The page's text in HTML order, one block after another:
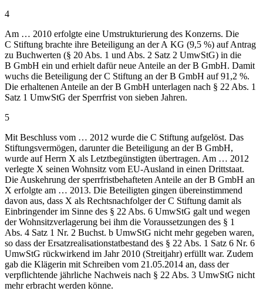
4
Am … 2010 erfolgte eine Umstrukturierung des Konzerns. Die
C Stiftung brachte ihre Beteiligung an der A KG (9,5 %) auf Antrag
zu Buchwerten (§ 20 Abs. 1 und Abs. 2 Satz 2 UmwStG) in die
B GmbH ein und erhielt dafür neue Anteile an der B GmbH. Damit
wuchs die Beteiligung der C Stiftung an der B GmbH auf 91,2 %.
Die erhaltenen Anteile an der B GmbH unterlagen nach § 22 Abs. 1
Satz 1 UmwStG der Sperrfrist von sieben Jahren.
5
Mit Beschluss vom … 2012 wurde die C Stiftung aufgelöst. Das
Stiftungsvermögen, darunter die Beteiligung an der B GmbH,
wurde auf Herrn X als Letztbegünstigten übertragen. Am … 2012
verlegte X seinen Wohnsitz vom EU-Ausland in einen Drittstaat.
Die Auskehrung der sperrfristbehafteten Anteile an der B GmbH an
X erfolgte am … 2013. Die Beteiligten gingen übereinstimmend
davon aus, dass X als Rechtsnachfolger der C Stiftung damit als
Einbringender im Sinne des § 22 Abs. 6 UmwStG galt und wegen
der Wohnsitzverlagerung bei ihm die Voraussetzungen des § 1
Abs. 4 Satz 1 Nr. 2 Buchst. b UmwStG nicht mehr gegeben waren,
so dass der Ersatzrealisationstatbestand des § 22 Abs. 1 Satz 6 Nr. 6
UmwStG rückwirkend im Jahr 2010 (Streitjahr) erfüllt war. Zudem
gab die Klägerin mit Schreiben vom 21.05.2014 an, dass der
verpflichtende jährliche Nachweis nach § 22 Abs. 3 UmwStG nicht
mehr erbracht werden könne.